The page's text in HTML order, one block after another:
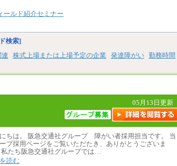
ールド紹介セミナー
検索]
株式上場または上場予定の企業 発達障がい 勤務時間
05月13日更新
ちは。 阪急交通社グループ 障がい者採用担当です。 当
プ採用ページをご覧いただたき、ありがとうございま
たち阪急交通社グループでは…
読む